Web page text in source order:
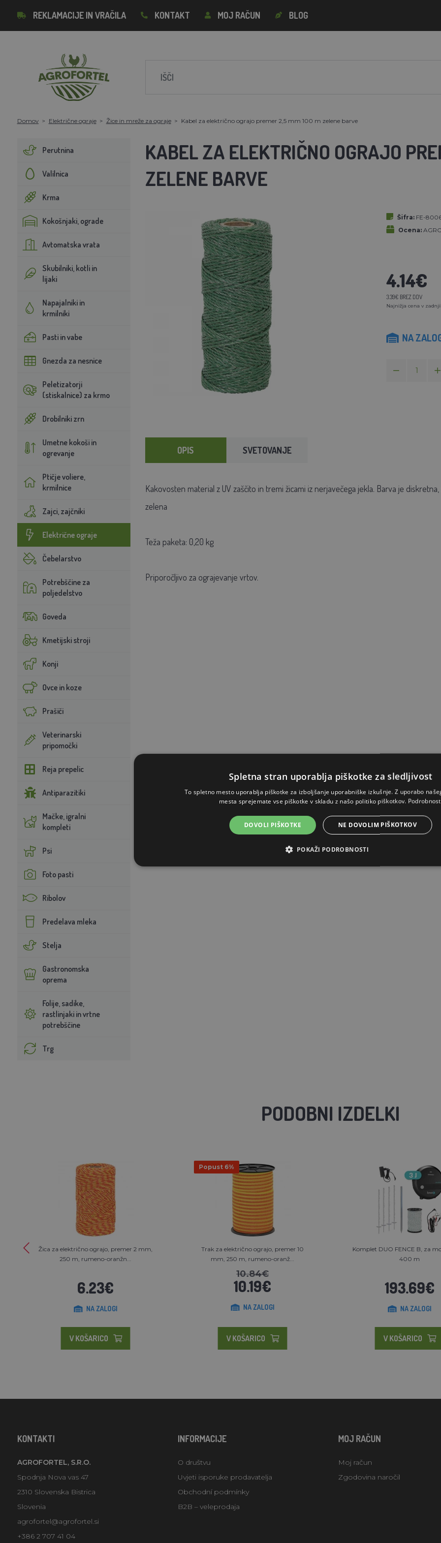
REKLAMACIJE IN VRAČILA KONTAKT MOJ RAČUN BLOG
Domov Električne ograje Žice in mreže za ograje Kabel za električno ograjo premer 2,5 mm 100 m zelene barve
Perutnina
Valilnica
Krma
Kokošnjaki, ograde
Avtomatska vrata
Skubilniki, kotli in
lijaki
Napajalniki in
krmilniki
Pasti in vabe
Gnezda za nesnice
Peletizatorji
(stiskalnice) za krmo
Drobilniki zrn
Umetne kokoši in
ogrevanje
Ptičje voliere,
krmilnice
Zajci, zajčniki
Električne ograje
Čebelarstvo
Potrebščine za
poljedelstvo
Goveda
Kmetijski stroji
Konji
Ovce in koze
Prašiči
Veterinarski
pripomočki
Reja prepelic
Antiparazitiki
Mačke, igralni
kompleti
Psi
Foto pasti
Ribolov
Predelava mleka
Stelja
Gastronomska
oprema
Folije, sadike,
rastlinjaki in vrtne
potrebščine
Trg
KABEL ZA ELEKTRIČNO OGRAJO
ZELENE BARVE
Šifra: FE-
Ocena:
4.14€
3.39€ BREZ DDV
Najnižja cena v
NA
OPIS SVETOVANJE
Kakovosten material z UV zaščito in tremi žicami iz nerjavečega jekla. Barva je
zelena
Teža paketa: 0,20 kg
Priporočljivo za ograjevanje vrtov.
PODOBNI IZDELKI
Žica za električno ograjo, premer 2 mm,
250 m, rumeno-oranžn...
6.23€
NA ZALOGI
V KOŠARICO
Popust 6%
Trak za električno ograjo, premer 10
mm, 250 m, rumeno-oranž...
10.84€
10.19€
NA ZALOGI
V KOŠARICO
Komplet DUO FENCE B, za
400 m
193.69€
NA ZALOGI
V KOŠARICO
KONTAKTI
AGROFORTEL, S.R.O.
Spodnja Nova vas 47
2310 Slovenska Bistrica
Slovenia
agrofortel@agrofortel.si
+386 2 707 41 04
INFORMACIJE
O društvu
Uvjeti isporuke prodavatelja
Obchodní podmínky
B2B – veleprodaja
MOJ RAČUN
Moj račun
Zgodovina naročil
Spletna stran uporablja piškotke za sledljivost
To spletno mesto uporablja piškotke za izboljšanje uporabniške izkušnje. Z uporabo
mesta sprejemate vse piškotke v skladu z našo politiko piškotkov.
DOVOLI PIŠKOTKE NE DOVOLIM PIŠKOTKOV
POKAŽI PODROBNOSTI